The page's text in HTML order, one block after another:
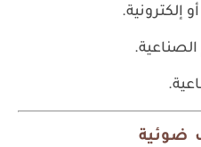
إلكترونية.